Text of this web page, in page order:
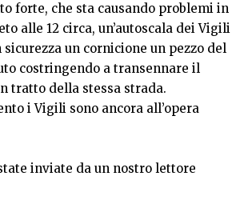
forte, che sta causando problemi in
alle 12 circa, un’autoscala dei Vigili
un cornicione un pezzo del
costringendo a transennare il
tratto della stessa strada.
i Vigili sono ancora all’opera
inviate da un nostro lettore